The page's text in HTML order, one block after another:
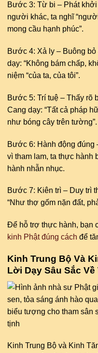
Bước 3: Từ bi – Phát
người khác, ta nghĩ
mong cầu hạnh phúc”.
Bước 4: Xả ly – Buông
dạy: “Không bám chấp,
niệm “của ta, của tôi”.
Bước 5: Trí tuệ – Thấy rõ
Cang dạy: “Tất cả pháp
như bóng cây trên tường”.
Bước 6: Hành động đúng
vì tham lam, ta thực hành
hành nhẫn nhục.
Bước 7: Kiên trì – Duy trì
“Như thợ gốm nặn đất,
Để hỗ trợ thực hành, bạn
kinh Phật đúng cách để
Kinh Trung Bộ Và
Lời Dạy Sâu Sắc Về
Kinh Trung Bộ và Kinh